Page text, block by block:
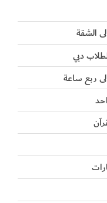
الشقة
دبي